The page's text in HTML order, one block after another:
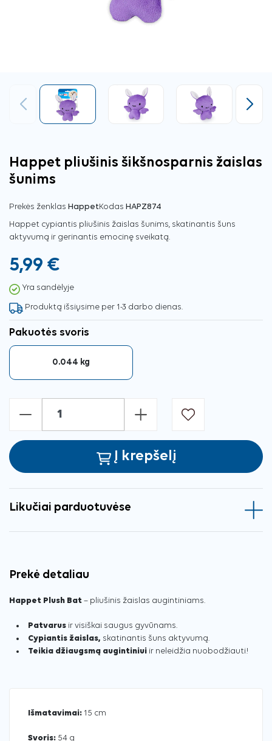
Ankstesnis Tęsti
Happet pliušinis šikšnosparnis žaislas
šunims
Prekės ženklas HappetKodas HAPZ874
Happet cypiantis pliušinis žaislas šunims, skatinantis šuns
aktyvumą ir gerinantis emocinę sveikatą.
5,99 €
Yra sandėlyje
Produktą išsiųsime per 1-3 darbo dienas.
Pakuotės svoris
0.044 kg
- +
Į krepšelį
Likučiai parduotuvėse
Prekė detaliau
Happet Plush Bat – pliušinis žaislas augintiniams.
Patvarus ir visiškai saugus gyvūnams.
Cypiantis žaislas, skatinantis šuns aktyvumą.
Teikia džiaugsmą augintiniui ir neleidžia nuobodžiauti!
Išmatavimai: 15 cm
Svoris: 54 g